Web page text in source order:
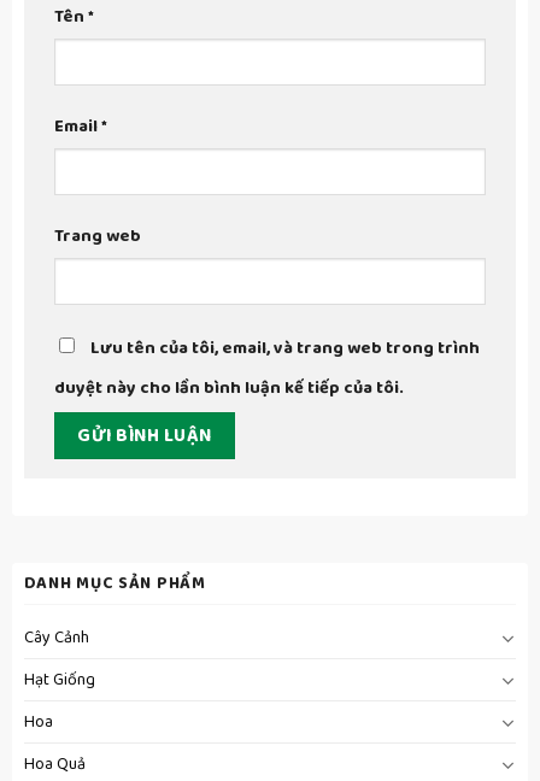
DANH MỤC SẢN PHẨM
Cây Cảnh
Hạt Giống
Hoa
Hoa Quả
Tên*
Email*
Trang web
Lưu tên của tôi, email, và trang web trong trình
duyệt này cho lần bình luận kế tiếp của tôi.